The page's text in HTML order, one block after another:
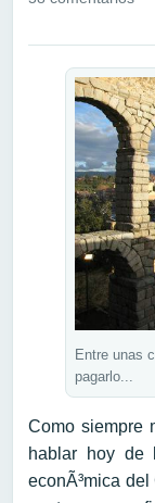
Entre unas
pagarlo...
Como siempre
hablar hoy de
econÃ³mica